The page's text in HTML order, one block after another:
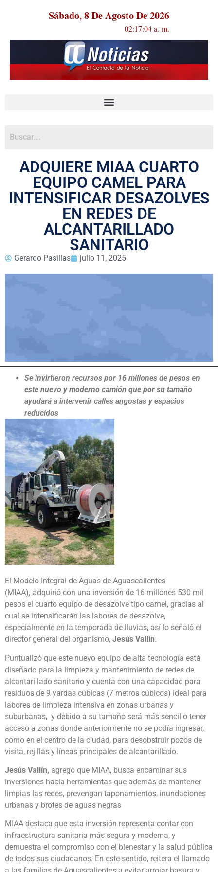
Sábado, 8 De Agosto De 2026
02:17:04 a. m.
ADQUIERE MIAA CUARTO
EQUIPO CAMEL PARA
INTENSIFICAR DESAZOLVES
EN REDES DE
ALCANTARILLADO
SANITARIO
Gerardo Pasillas julio 11, 2025
Se invirtieron recursos por 16 millones de pesos en
este nuevo y moderno camión que por su tamaño
ayudará a intervenir calles angostas y espacios
reducidos
El Modelo Integral de Aguas de Aguascalientes
(MIAA), adquirió con una inversión de 16 millones 530 mil
pesos el cuarto equipo de desazolve tipo camel, gracias al
cual se intensificarán las labores de desazolve,
especialmente en la temporada de lluvias, así lo señaló el
director general del organismo, Jesús Vallín.
Puntualizó que este nuevo equipo de alta tecnología está
diseñado para la limpieza y mantenimiento de redes de
alcantarillado sanitario y cuenta con una capacidad para
residuos de 9 yardas cúbicas (7 metros cúbicos) ideal para
labores de limpieza intensiva en zonas urbanas y
suburbanas, y debido a su tamaño será más sencillo tener
acceso a zonas donde anteriormente no se podía ingresar,
como en el centro de la ciudad, para desobstruir pozos de
visita, rejillas y líneas principales de alcantarillado.
Jesús Vallín, agregó que MIAA, busca encaminar sus
inversiones hacia herramientas que además de mantener
limpias las redes, prevengan taponamientos, inundaciones
urbanas y brotes de aguas negras
MIAA destaca que esta inversión representa contar con
infraestructura sanitaria más segura y moderna, y
demuestra el compromiso con el bienestar y la salud pública
de todos sus ciudadanos. En este sentido, reitera el llamado